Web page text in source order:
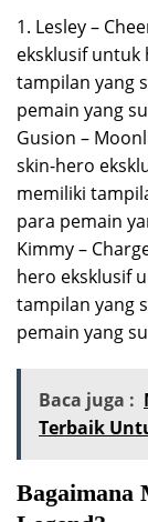
1. Lesley –
eksklusif untuk
tampilan yang
pemain yang
Gusion –
skin-hero
memiliki
para pemain
Kimmy –
hero eksklusif
tampilan yang
pemain yang
Baca juga :
Terbaik
Bagaimana